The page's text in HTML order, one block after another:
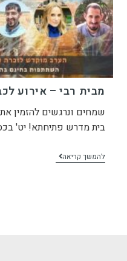
מבית רבי – אירוע
שמחים ונרגשים להזמין
בית מדרש פתיחתא! יט'
להמשך קריאה